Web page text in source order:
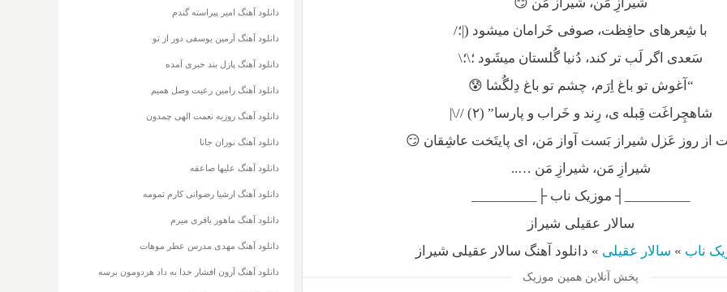
شیرازِ مَن، شیراز مَن 😏
با شِعرهای حافِظت، صوفی خَرامان میشود (|؛/
سَعدی اگر لَب تر کند، دُنیا گُلستان میشَود ؛\؛\
“آغوش تو باغ اِرَم، چشم تو باغ دِلگُشا 😰
شاهچِراغَت قِبله ی، رِند و خَراب و پارسا” (۲) //\|
از روز عَزل شیراز بَست آواز مَن، ای پایتَخت عاشِقان 😏
شیرازِ مَن، شیرازِ مَن …..
_________┤ موزیک ناب ├_________
سالار عقیلی شیراز
ناب » سالار عقیلی » دانلود آهنگ سالار عقیلی شیراز
پخش آنلاین همین موزیک
دانلود آهنگ امیر پیراسته گندم
دانلود آهنگ آرمین یوسفی دور از تو
دانلود آهنگ پازل بند خبری آمده
دانلود آهنگ رامین رعیت وصل همیم
دانلود آهنگ روزبه نعمت الهی چمدون
دانلود آهنگ نوران جانا
دانلود آهنگ علیها صاعقه
دانلود آهنگ ارشیا رضوانی کارم تمومه
دانلود آهنگ ماهور باقری میرم
دانلود آهنگ مهدی مدرس عطر موهات
دانلود آهنگ آرون افشار خدا به داد هردومون برسه